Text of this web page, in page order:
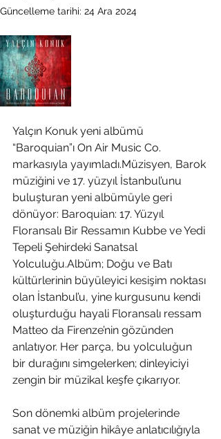
Güncelleme tarihi: 24 Ara 2024
Yalçın Konuk yeni albümü
“Baroquian”ı On Air Music Co.
markasıyla yayımladı.Müzisyen, Barok
müziğini ve 17. yüzyıl İstanbul’unu
buluşturan yeni albümüyle geri
dönüyor: Baroquian: 17. Yüzyıl
Floransalı Bir Ressamın Kubbe ve Yedi
Tepeli Şehirdeki Sanatsal
Yolculuğu.Albüm; Doğu ve Batı
kültürlerinin büyüleyici kesişim noktası
olan İstanbul’u, yine kurgusunu kendi
oluşturduğu hayali Floransalı ressam
Matteo da Firenze’nin gözünden
anlatıyor. Her parça, bu yolculuğun
bir durağını simgelerken; dinleyiciyi
zengin bir müzikal keşfe çıkarıyor.
Son dönemki albüm projelerinde
sanat ve müziğin hikâye anlatıcılığıyla